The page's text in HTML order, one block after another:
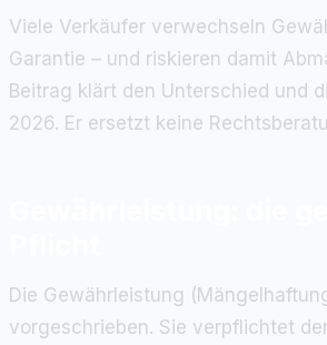
Viele Verkäufer verwechseln
Garantie – und riskieren damit
Beitrag klärt den Unterschied und
2026. Er ersetzt keine
Die Gewährleistung
vorgeschrieben. Sie verpflichtet